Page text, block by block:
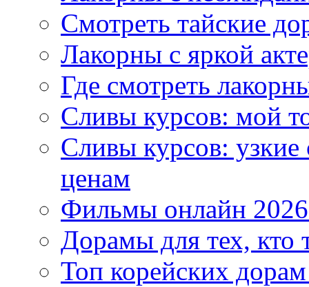
Смотреть тайские
Лакорны с яркой
Где смотреть
Сливы курсов: мой
Сливы курсов:
ценам
Фильмы онлайн
Дорамы для тех, кто
Топ корейских